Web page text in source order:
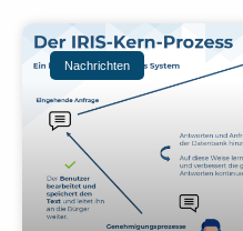
Nachrichten